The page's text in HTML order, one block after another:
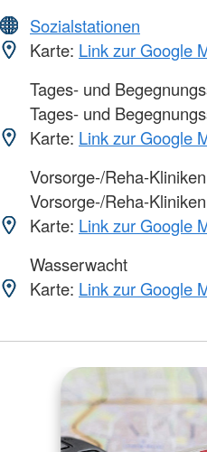
Sozialstationen
Karte: Link zur Google
Tages- und
Tages- und
Karte: Link zur Google
Vorsorge-/Reha-Kliniken
Vorsorge-/Reha-
Karte: Link zur Google
Wasserwacht
Karte: Link zur Google